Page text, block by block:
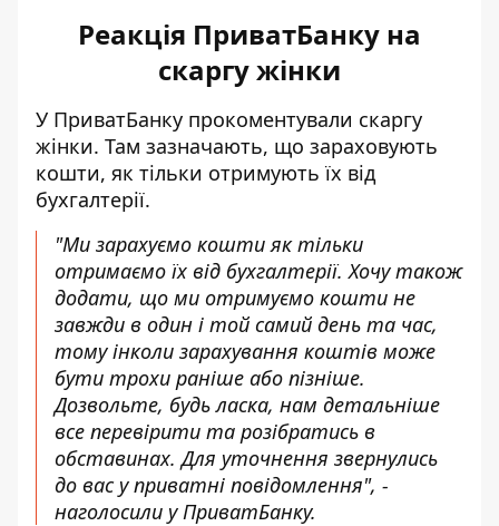
Реакція ПриватБанку на
скаргу жінки
У ПриватБанку прокоментували скаргу
жінки. Там зазначають, що зараховують
кошти, як тільки отримують їх від
бухгалтерії.
"Ми зарахуємо кошти як тільки
отримаємо їх від бухгалтерії. Хочу також
додати, що ми отримуємо кошти не
завжди в один і той самий день та час,
тому інколи зарахування коштів може
бути трохи раніше або пізніше.
Дозвольте, будь ласка, нам детальніше
все перевірити та розібратись в
обставинах. Для уточнення звернулись
до вас у приватні повідомлення", -
наголосили у ПриватБанку.